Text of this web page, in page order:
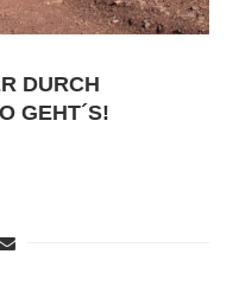
DURCH
GEHT´S!